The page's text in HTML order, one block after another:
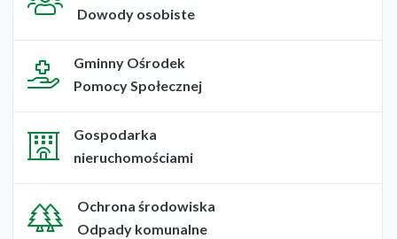
Dowody osobiste
Gminny Ośrodek
Pomocy Społecznej
Gospodarka
nieruchomościami
Ochrona środowiska
Odpady komunalne